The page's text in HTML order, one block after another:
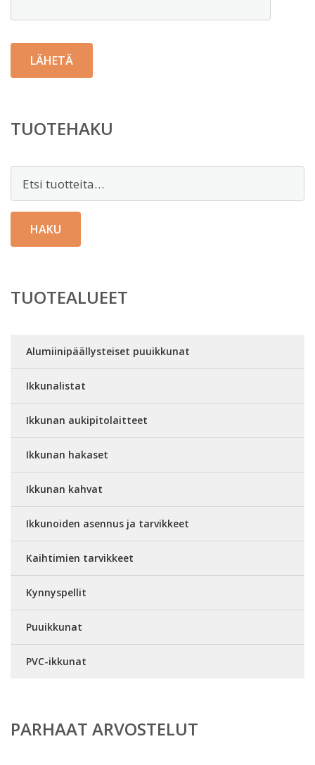
TUOTEHAKU
HAKU
TUOTEALUEET
Alumiinipäällysteiset puuikkunat
Ikkunalistat
Ikkunan aukipitolaitteet
Ikkunan hakaset
Ikkunan kahvat
Ikkunoiden asennus ja tarvikkeet
Kaihtimien tarvikkeet
Kynnyspellit
Puuikkunat
PVC-ikkunat
PARHAAT ARVOSTELUT